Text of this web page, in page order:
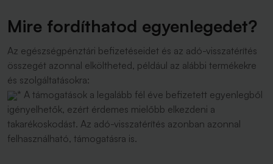
Mire fordíthatod egyenlegedet?
Az egészségpénztári befizetéseidet és az adó-visszatérítés
összegét azonnal elköltheted, például az alábbi termékekre
és szolgáltatásokra:
* A támogatások a legalább fél éve befizetett egyenlegből
igényelhetők, ezért érdemes mielőbb elkezdeni a
takarékoskodást. Az adó-visszatérítés azonban azonnal
felhasználható, támogatásra is.